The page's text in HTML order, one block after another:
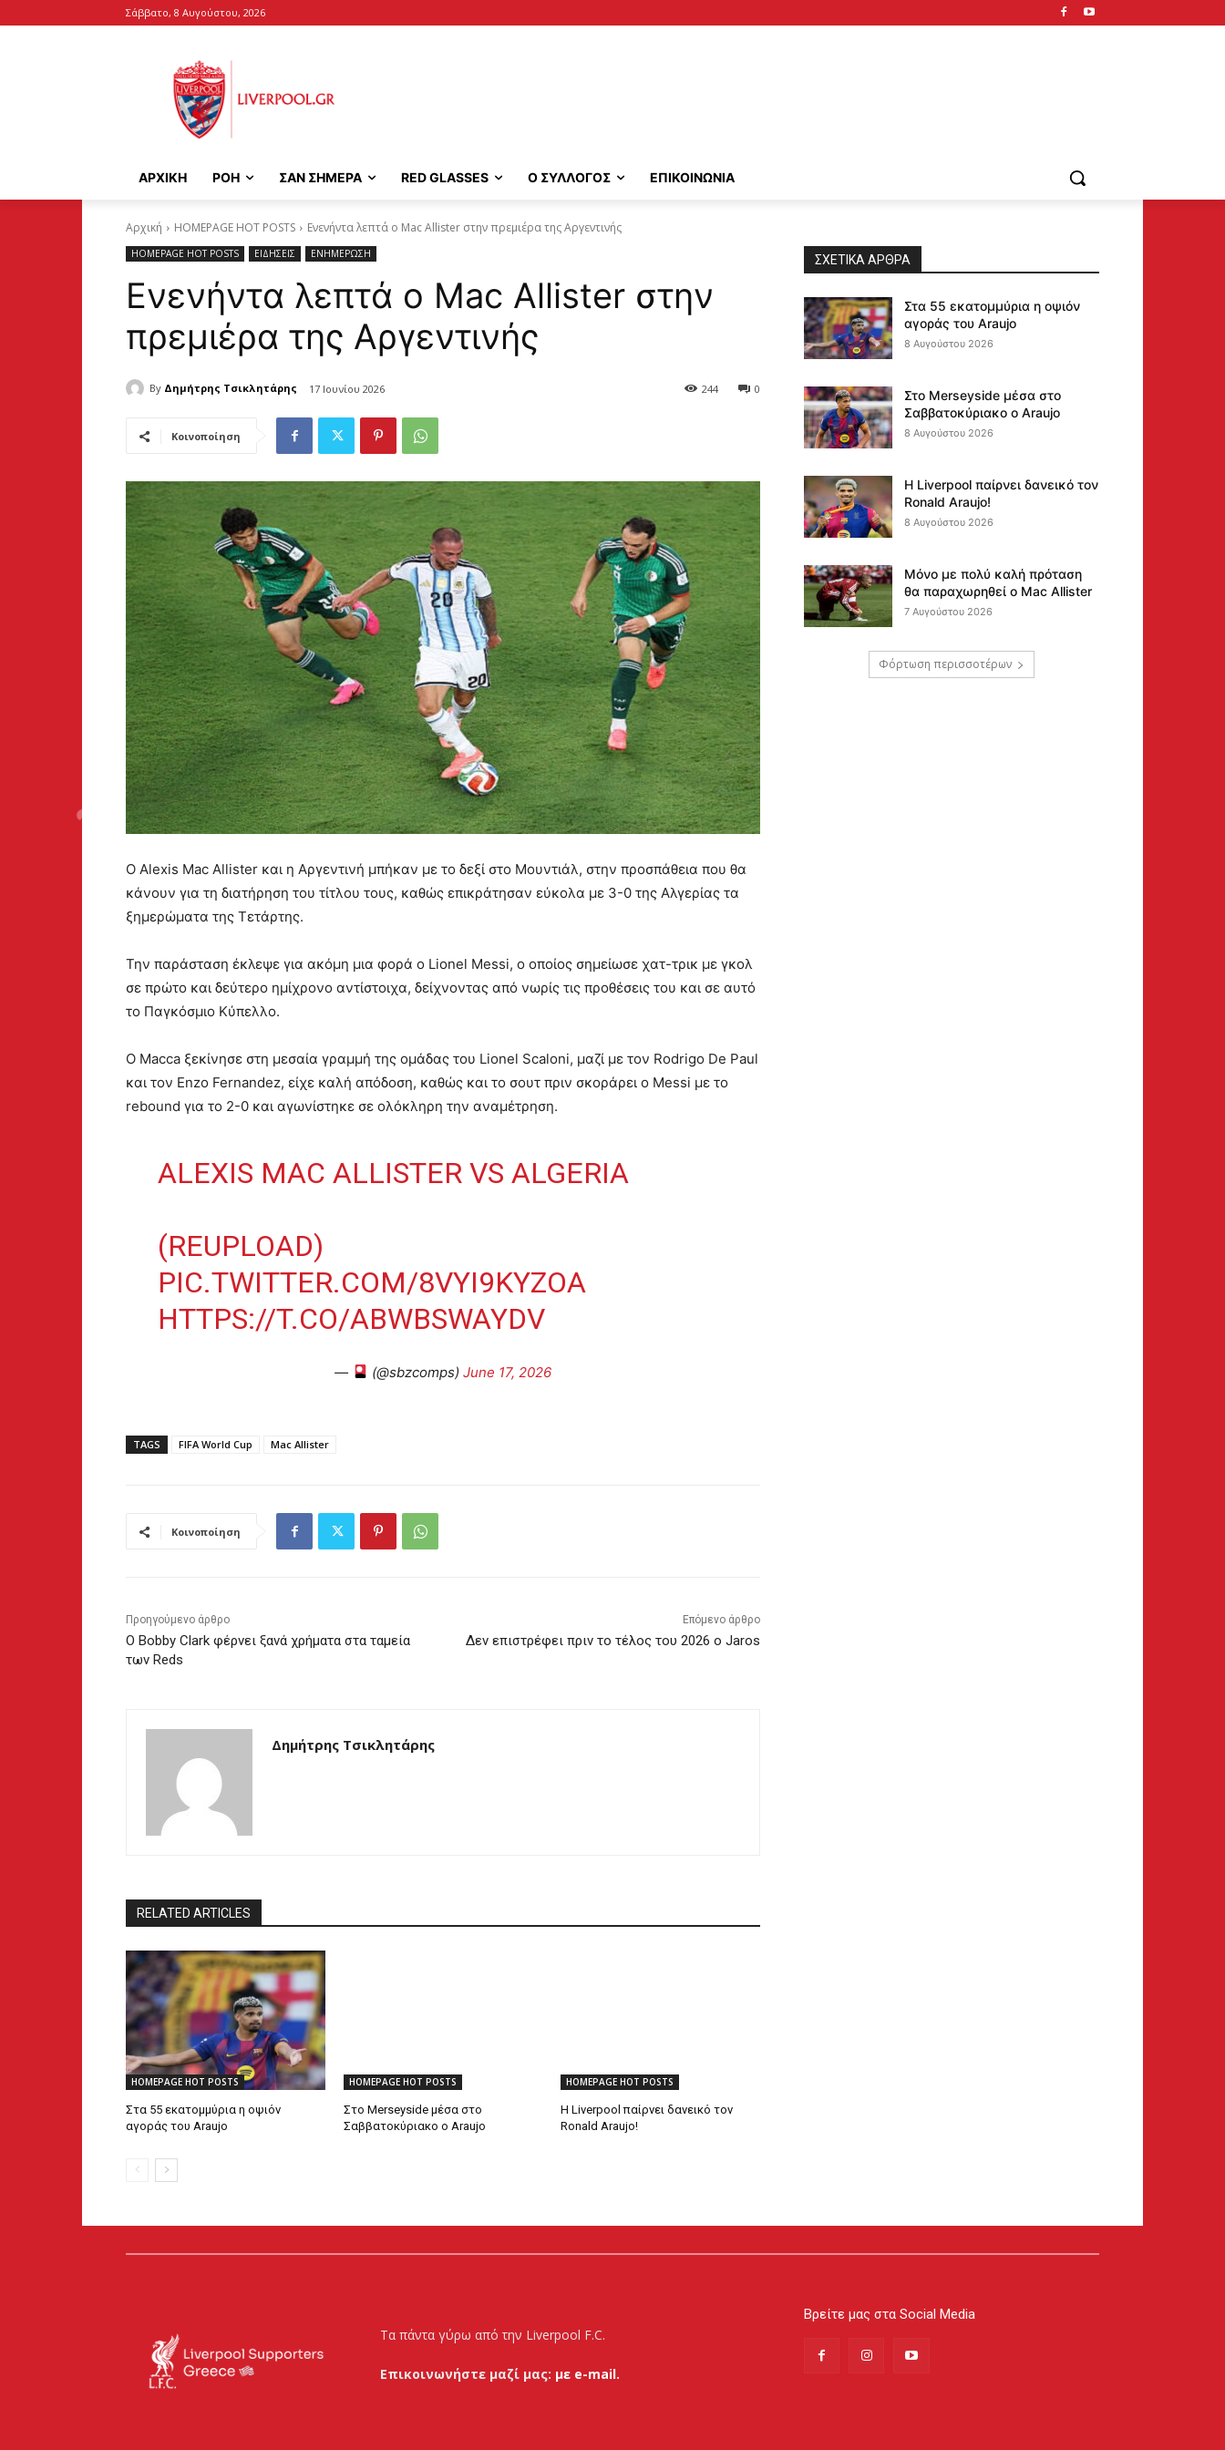
Σάββατο, 8 Αυγούστου, 2026
ΑΡΧΙΚΉ ΡΟΗ ΣΑΝ ΣΗΜΕΡΑ RED GLASSES Ο ΣΥΛΛΟΓΟΣ ΕΠΙΚΟΙΝΩΝΙΑ
Αρχική HOMEPAGE HOT POSTS Ενενήντα λεπτά ο Mac Allister στην πρεμιέρα της Αργεντινής
HOMEPAGE HOT POSTS ΕΙΔΗΣΕΙΣ ΕΝΗΜΕΡΩΣΗ
Ενενήντα λεπτά ο Mac Allister στην
πρεμιέρα της Αργεντινής
By Δημήτρης Τσικλητάρης 17 Ιουνίου 2026 0
244
Κοινοποίηση
Ο Alexis Mac Allister και η Αργεντινή μπήκαν με το δεξί στο Μουντιάλ, στην προσπάθεια που θα
κάνουν για τη διατήρηση του τίτλου τους, καθώς επικράτησαν εύκολα με 3-0 της Αλγερίας τα
ξημερώματα της Τετάρτης.
Την παράσταση έκλεψε για ακόμη μια φορά ο Lionel Messi, ο οποίος σημείωσε χατ-τρικ με γκολ
σε πρώτο και δεύτερο ημίχρονο αντίστοιχα, δείχνοντας από νωρίς τις προθέσεις του και σε αυτό
το Παγκόσμιο Κύπελλο.
Ο Macca ξεκίνησε στη μεσαία γραμμή της ομάδας του Lionel Scaloni, μαζί με τον Rodrigo De Paul
και τον Enzo Fernandez, είχε καλή απόδοση, καθώς και το σουτ πριν σκοράρει ο Messi με το
rebound για το 2-0 και αγωνίστηκε σε ολόκληρη την αναμέτρηση.
ALEXIS MAC ALLISTER VS ALGERIA
(REUPLOAD)
PIC.TWITTER.COM/8VYI9KYZOA
HTTPS://T.CO/ABWBSWAYDV
— (@sbzcomps) June 17, 2026
TAGS FIFA World Cup Mac Allister
Κοινοποίηση
Προηγούμενο άρθρο
Ο Bobby Clark φέρνει ξανά χρήματα στα ταμεία
των Reds
Επόμενο άρθρο
Δεν επιστρέφει πριν το τέλος του 2026 ο Jaros
Δημήτρης Τσικλητάρης
RELATED ARTICLES
HOMEPAGE HOT POSTS
Στα 55 εκατομμύρια η οψιόν
αγοράς του Araujo
HOMEPAGE HOT POSTS
Στο Merseyside μέσα στο
Σαββατοκύριακο ο Araujo
HOMEPAGE HOT POSTS
Η Liverpool παίρνει δανεικό τον
Ronald Araujo!
ΣΧΕΤΙΚΆ ΆΡΘΡΑ
Στα 55 εκατομμύρια η οψιόν
αγοράς του Araujo
8 Αυγούστου 2026
Στο Merseyside μέσα στο
Σαββατοκύριακο ο Araujo
8 Αυγούστου 2026
Η Liverpool παίρνει δανεικό τον
Ronald Araujo!
8 Αυγούστου 2026
Μόνο με πολύ καλή πρόταση
θα παραχωρηθεί ο Mac Allister
7 Αυγούστου 2026
Φόρτωση περισσοτέρων
Τα πάντα γύρω από την Liverpool F.C.
Επικοινωνήστε μαζί μας: με e-mail.
Βρείτε μας στα Social Media